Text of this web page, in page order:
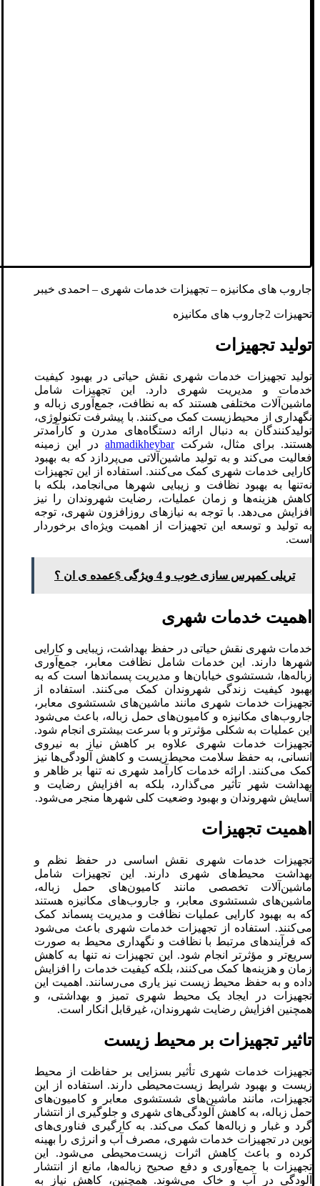
جاروب های مکانیزه – تجهیزات خدمات شهری – احمدی خیبر
تحهیزات 2جاروب های مکانیزه
تولید تجهیزات
تولید تجهیزات خدمات شهری نقش حیاتی در بهبود کیفیت
خدمات و مدیریت شهری دارد. این تجهیزات شامل
ماشین‌آلات مختلفی هستند که به نظافت، جمع‌آوری زباله و
نگهداری از محیط‌زیست کمک می‌کنند. با پیشرفت تکنولوژی،
تولیدکنندگان به دنبال ارائه دستگاه‌های مدرن و کارآمدتر
هستند. برای مثال، شرکتahmadikheybar در این زمینه
فعالیت می‌کند و به تولید ماشین‌آلاتی می‌پردازد که به بهبود
کارایی خدمات شهری کمک می‌کنند. استفاده از این تجهیزات
نه‌تنها به بهبود نظافت و زیبایی شهرها می‌انجامد، بلکه با
کاهش هزینه‌ها و زمان عملیات، رضایت شهروندان را نیز
افزایش می‌دهد. با توجه به نیازهای روزافزون شهری، توجه
به تولید و توسعه این تجهیزات از اهمیت ویژه‌ای برخوردار
است.
تریلی کمپرس سازی خوب و 4 ویژگی $عمده ی ان ؟
اهمیت خدمات شهری
خدمات شهری نقش حیاتی در حفظ بهداشت، زیبایی و کارایی
شهرها دارند. این خدمات شامل نظافت معابر، جمع‌آوری
زباله‌ها، شستشوی خیابان‌ها و مدیریت پسماندها است که به
بهبود کیفیت زندگی شهروندان کمک می‌کنند. استفاده از
تجهیزات خدمات شهری مانند ماشین‌های شستشوی معابر،
جاروب‌های مکانیزه و کامیون‌های حمل زباله، باعث می‌شود
این عملیات به شکلی مؤثرتر و با سرعت بیشتری انجام شود.
تجهیزات خدمات شهری علاوه بر کاهش نیاز به نیروی
انسانی، به حفظ سلامت محیط‌زیست و کاهش آلودگی‌ها نیز
کمک می‌کنند. ارائه خدمات کارآمد شهری نه تنها بر ظاهر و
بهداشت شهر تأثیر می‌گذارد، بلکه به افزایش رضایت و
آسایش شهروندان و بهبود وضعیت کلی شهرها منجر می‌شود.
اهمیت تجهیزات
تجهیزات خدمات شهری نقش اساسی در حفظ نظم و
بهداشت محیط‌های شهری دارند. این تجهیزات شامل
ماشین‌آلات تخصصی مانند کامیون‌های حمل زباله،
ماشین‌های شستشوی معابر، و جاروب‌های مکانیزه هستند
که به بهبود کارایی عملیات نظافت و مدیریت پسماند کمک
می‌کنند. استفاده از تجهیزات خدمات شهری باعث می‌شود
که فرآیندهای مرتبط با نظافت و نگهداری محیط به صورت
سریع‌تر و مؤثرتر انجام شود. این تجهیزات نه تنها به کاهش
زمان و هزینه‌ها کمک می‌کنند، بلکه کیفیت خدمات را افزایش
داده و به حفظ محیط زیست نیز یاری می‌رسانند. اهمیت این
تجهیزات در ایجاد یک محیط شهری تمیز و بهداشتی، و
همچنین افزایش رضایت شهروندان، غیرقابل انکار است.
تاثیر تجهیزات بر محیط زیست
تجهیزات خدمات شهری تأثیر بسزایی بر حفاظت از محیط
زیست و بهبود شرایط زیست‌محیطی دارند. استفاده از این
تجهیزات، مانند ماشین‌های شستشوی معابر و کامیون‌های
حمل زباله، به کاهش آلودگی‌های شهری و جلوگیری از انتشار
گرد و غبار و زباله‌ها کمک می‌کند. به کارگیری فناوری‌های
نوین در تجهیزات خدمات شهری، مصرف آب و انرژی را بهینه
کرده و باعث کاهش اثرات زیست‌محیطی می‌شود. این
تجهیزات با جمع‌آوری و دفع صحیح زباله‌ها، مانع از انتشار
آلودگی در آب و خاک می‌شوند. همچنین، کاهش نیاز به